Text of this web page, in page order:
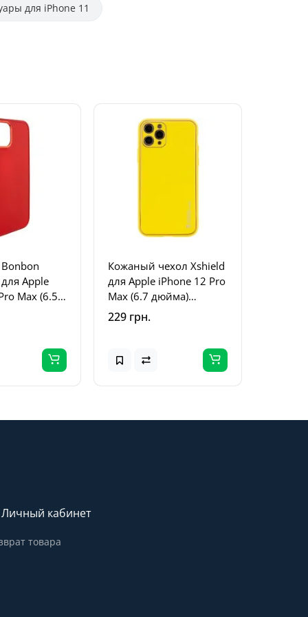
для iPhone 11
Apple
Max (6.5
/ Red
Кожаный чехол Xshield
для Apple iPhone 12 Pro
Max (6.7 дюйма)
Желтый / Yellow
229 грн.
кабинет
товара